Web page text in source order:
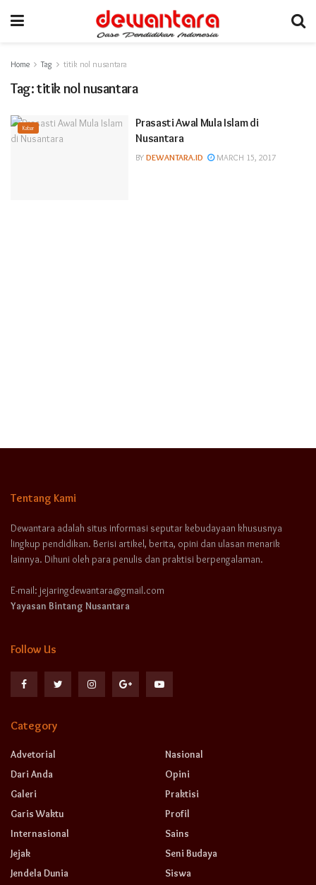
Home Tag titik nol nusantara
Tag:titik nol nusantara
Kabar
Prasasti Awal Mula Islam di
Nusantara
BY DEWANTARA.ID MARCH 15, 2017
Tentang Kami
Dewantara adalah situs informasi seputar kebudayaan khususnya
lingkup pendidikan. Berisi artikel, berita, opini dan ulasan menarik
lainnya. Dihuni oleh para penulis dan praktisi berpengalaman.
E-mail: jejaringdewantara@gmail.com
Yayasan Bintang Nusantara
Follow Us
Category
Advetorial
Dari Anda
Galeri
Garis Waktu
Internasional
Jejak
Jendela Dunia
Nasional
Opini
Praktisi
Profil
Sains
Seni Budaya
Siswa